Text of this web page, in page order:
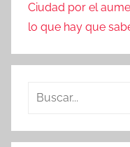
Ciudad por el
lo que hay que
Buscar: